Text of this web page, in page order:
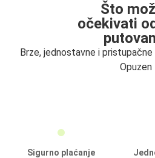
Što
očekivati
Brze, jednostavne i
Opuzen
Sigurno plaćanje